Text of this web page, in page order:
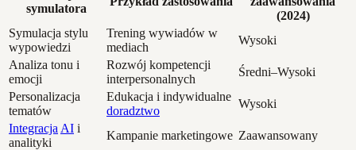
symulatora
(2024)
Symulacja stylu
wypowiedzi
Trening wywiadów w
mediach
Wysoki
Analiza tonu i
emocji
Rozwój kompetencji
interpersonalnych
Średni–Wysoki
Personalizacja
tematów
Edukacja i indywidualne
doradztwo
Wysoki
Integracja AI i
analityki
Kampanie marketingowe Zaawansowany